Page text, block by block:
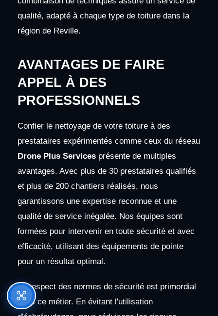
qualité, adapté à chaque type de toiture dans la
région de Reville.
AVANTAGES DE FAIRE
APPEL À DES
PROFESSIONNELS
Confier le nettoyage de votre toiture à des
prestataires expérimentés comme ceux du réseau
Drone Plus Servicesprésente de multiples
avantages. Avec plus de 30 prestataires qualifiés
et plus de 200 chantiers réalisés, nous
garantissons une expertise reconnue et une
qualité de service inégalée. Nos équipes sont
formées pour intervenir en toute sécurité et avec
efficacité, utilisant des équipements de pointe
pour un résultat optimal.
Le respect des normes de sécurité est primordial
dans ce métier. En évitant l'utilisation